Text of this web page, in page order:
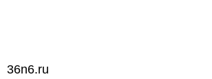
36n6.ru